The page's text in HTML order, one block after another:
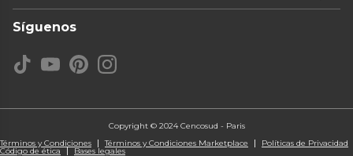
Síguenos
Copyright © 2024 Cencosud - Paris
Términos y Condiciones
Términos y Condiciones Marketplace Políticas de Privacidad
Código de ética Bases legales